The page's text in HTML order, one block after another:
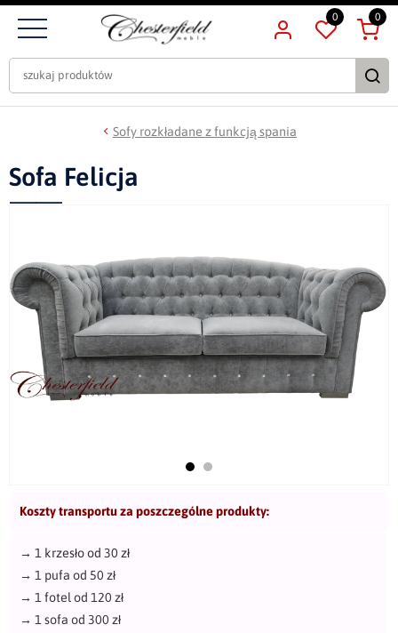
0 0
Sofy rozkładane z funkcją spania
Sofa Felicja
Koszty transportu za poszczególne produkty:
→ 1 krzesło od 30 zł
→ 1 pufa od 50 zł
→ 1 fotel od 120 zł
→ 1 sofa od 300 zł